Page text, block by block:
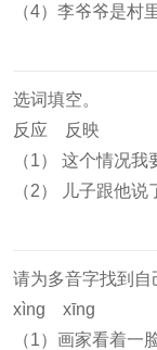
（4）李爷爷是
选词填空。
反应 反映
（1） 这个情况
（2） 儿子跟他
请为多音字找到自
xìng xīng
（1）画家看着